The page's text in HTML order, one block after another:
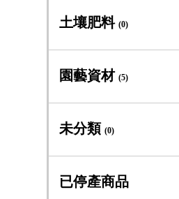
早大花組 (3)
義大利組(6)
全緣組
多年生及季節草花全部
多年生草本
土壤肥料(0)
園藝資材(5)
園藝資材全部
專利四方盆
未分類(0)
已停產商品